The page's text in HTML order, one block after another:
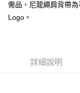
付款後萊爾富取貨
需品，尼龍繩肩背帶
Logo。
詳細說明